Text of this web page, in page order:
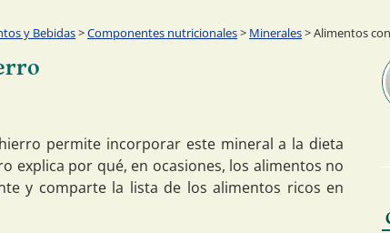
y Bebidas>Componentes nutricionales> Minerales> Alimentos
permite incorporar este mineral a la dieta
explica por qué, en ocasiones, los alimentos no
y comparte la lista de los alimentos ricos en